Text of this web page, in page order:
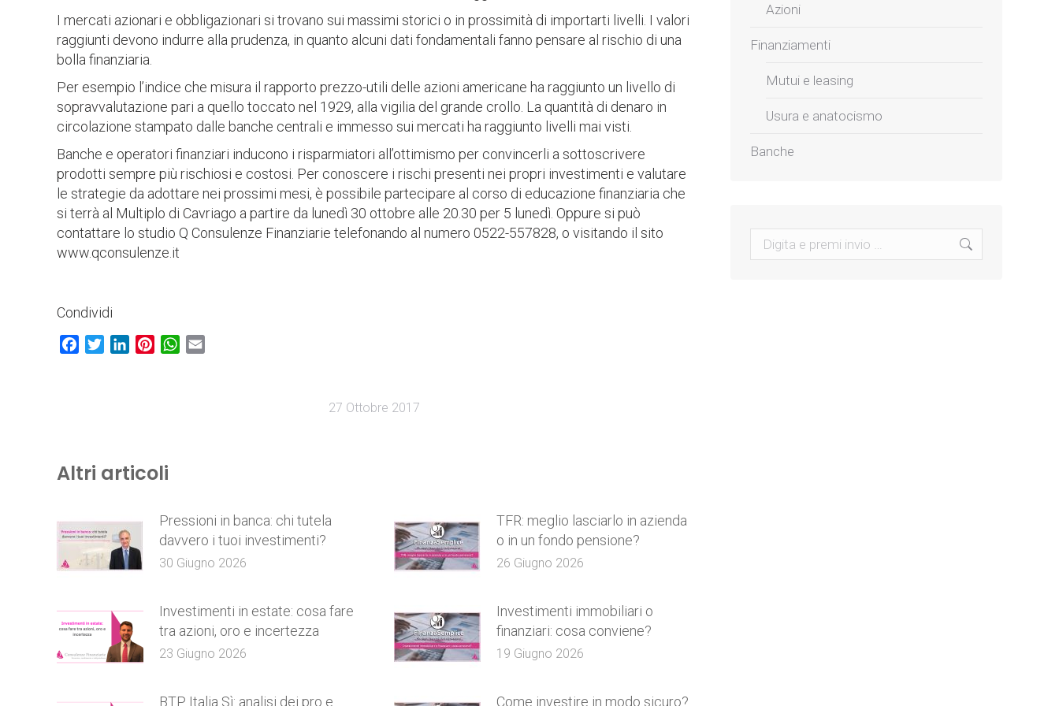
I mercati azionari e obbligazionari si trovano sui massimi storici o in prossimità di importarti livelli. I valori
raggiunti devono indurre alla prudenza, in quanto alcuni dati fondamentali fanno pensare al rischio di una
bolla finanziaria.
Per esempio l’indice che misura il rapporto prezzo-utili delle azioni americane ha raggiunto un livello di
sopravvalutazione pari a quello toccato nel 1929, alla vigilia del grande crollo. La quantità di denaro in
circolazione stampato dalle banche centrali e immesso sui mercati ha raggiunto livelli mai visti.
Banche e operatori finanziari inducono i risparmiatori all’ottimismo per convincerli a sottoscrivere
prodotti sempre più rischiosi e costosi. Per conoscere i rischi presenti nei propri investimenti e valutare
le strategie da adottare nei prossimi mesi, è possibile partecipare al corso di educazione finanziaria che
si terrà al Multiplo di Cavriago a partire da lunedì 30 ottobre alle 20.30 per 5 lunedì. Oppure si può
contattare lo studio Q Consulenze Finanziarie telefonando al numero 0522-557828, o visitando il sito
www.qconsulenze.it
Condividi
Facebook
TwitterLinkedInPinterestWhatsApp
27 Ottobre 2017
Altri articoli
Pressioni in banca: chi tutela
davvero i tuoi investimenti?
30 Giugno 2026
TFR: meglio lasciarlo in azienda
o in un fondo pensione?
26 Giugno 2026
Investimenti in estate: cosa fare
tra azioni, oro e incertezza
23 Giugno 2026
Investimenti immobiliari o
finanziari: cosa conviene?
19 Giugno 2026
BTP Italia Sì: analisi dei pro e Come investire in modo sicuro?
Azioni
Finanziamenti
Mutui e leasing
Usura e anatocismo
Banche
Search: